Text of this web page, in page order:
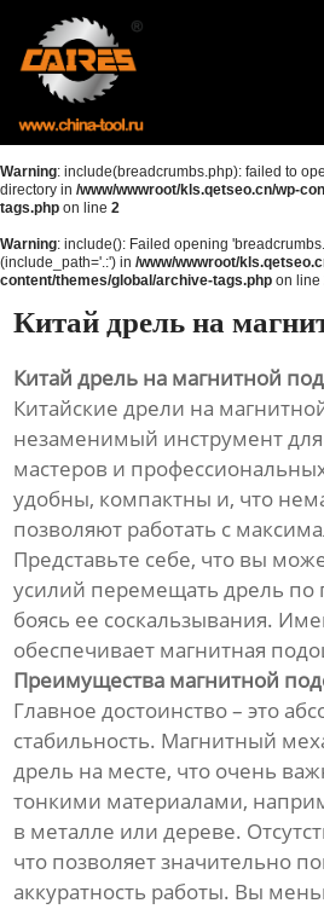
Главная
Продукция
О нас
Контакты
Warning: include(breadcrumbs.php): failed to
directory in /www/wwwroot/kls.qetseo.cn/wp-
tags.php on line 2
Warning: include(): Failed opening
(include_path='.:') in /www/wwwroot/
content/themes/global/archive-tags.php on line
Китай дрель на
Китай дрель на магнитной
Китайские дрели на
незаменимый инструмент
мастеров и
удобны, компактны и, что
позволяют работать с
Представьте себе, что вы
усилий перемещать дрель по
боясь ее соскальзывания.
обеспечивает магнитная
Преимущества магнитной
Главное достоинство – это
стабильность. Магнитный
дрель на месте, что очень
тонкими материалами,
в металле или дереве.
что позволяет значительно
аккуратность работы. Вы